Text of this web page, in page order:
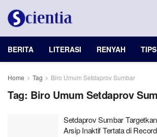
BERITA LITERASI RENYAH TIPS
Home Tag Biro Umum Setdaprov Sumbar
Tag: Biro Umum Setdaprov
Setdaprov Sumbar
Arsip Inaktif Tertata di